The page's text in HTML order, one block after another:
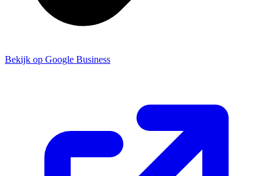
Bekijk op Google Business